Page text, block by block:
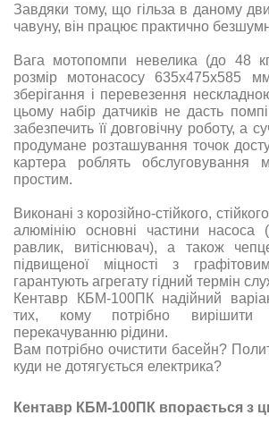
Завдяки тому, що гільза в даному
чавуну, він працює практично
Вага мотопомпи невелика (до 48
розмір мотонасосу635х475х585
зберігання і перевезення
цьому набір датчиків не дасть
забезпечить її довговічну роботу, а
продумане розташування точок
картера роблять обслуговування
простим.
Виконані з корозійно-стійкого,
алюмінію основні частини насоса
равлик, витіснювач), а також
підвищеної міцності з
гарантують агрегату гідний термін
Кентавр КБМ-100ПК надійний
тих, кому потрібно вирішити
перекачуванню рідини.
Вам потрібно очистити басейн?
куди не дотягується електрика?
Кентавр КБМ-100ПК впорається з